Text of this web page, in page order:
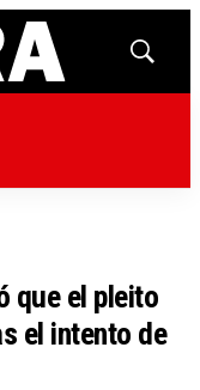
Mostrar
que el pleito
el intento de